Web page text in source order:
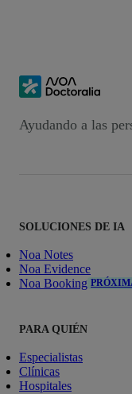
Ayudando a las
SOLUCIONES DE IA
Noa Notes
Noa Evidence
Noa Booking
PARA QUIÉN
Especialistas
Clínicas
Hospitales